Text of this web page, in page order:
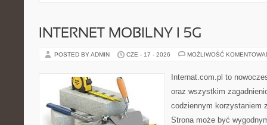
INTERNET MOBILNY I 5G
POSTED BY ADMIN CZE - 17 - 2026 MOŻLIWOŚĆ
Internat.com.pl to
oraz wszystkim
codziennym korzystaniem
Strona może być